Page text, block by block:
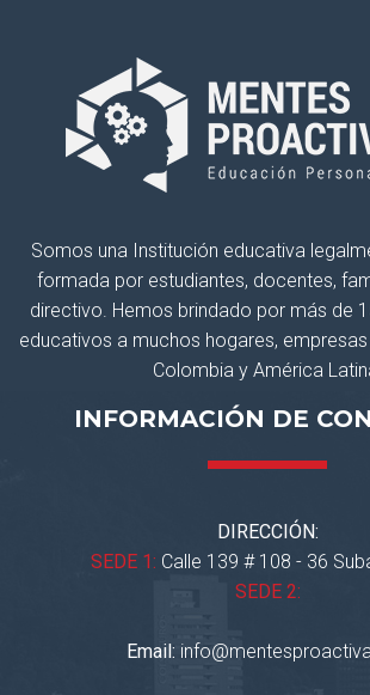
Somos una Institución educativa
formada por estudiantes, docentes,
directivo. Hemos brindado por más de
educativos a muchos hogares,
Colombia y América
INFORMACIÓN DE
DIRECCIÓN:
SEDE 1: Calle 139 # 108 - 36
SEDE 2:
Email: